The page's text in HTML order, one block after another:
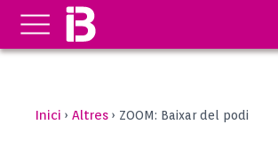
Inici › Altres › ZOOM: Baixar del podi